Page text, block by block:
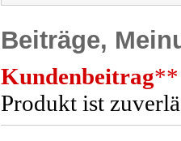
Beiträge,
Kundenbeitrag**
Produkt ist